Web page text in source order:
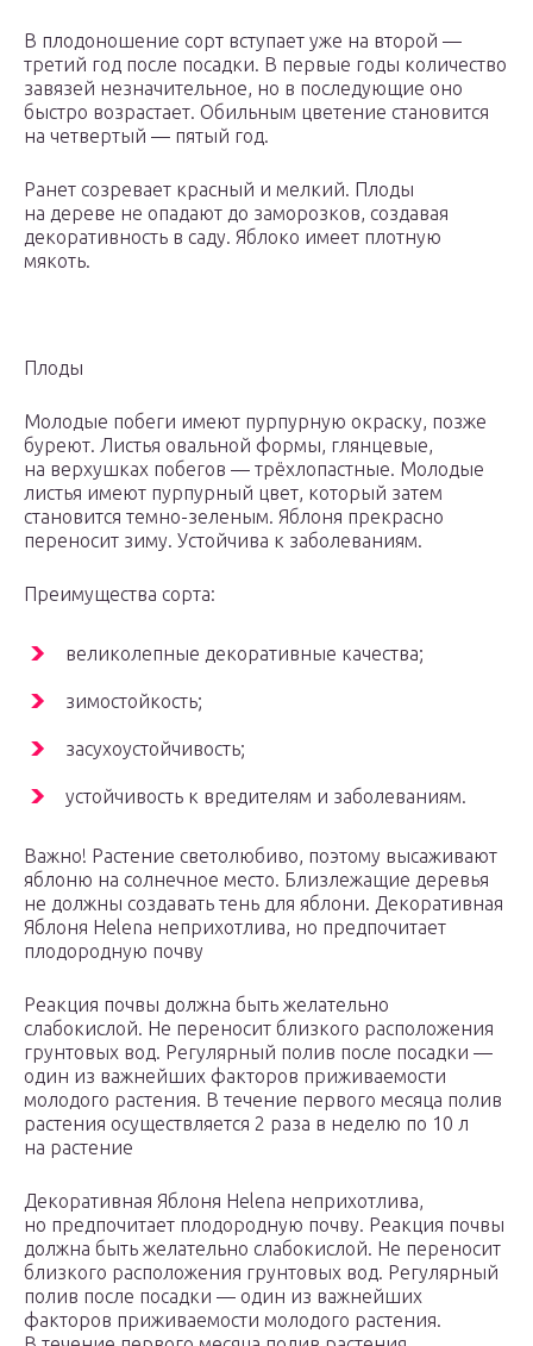
В плодоношение сорт вступает уже на второй —
третий год после посадки. В первые годы количество
завязей незначительное, но в последующие оно
быстро возрастает. Обильным цветение становится
на четвертый — пятый год.
Ранет созревает красный и мелкий. Плоды
на дереве не опадают до заморозков, создавая
декоративность в саду. Яблоко имеет плотную
мякоть.
Плоды
Молодые побеги имеют пурпурную окраску, позже
буреют. Листья овальной формы, глянцевые,
на верхушках побегов — трёхлопастные. Молодые
листья имеют пурпурный цвет, который затем
становится темно-зеленым. Яблоня прекрасно
переносит зиму. Устойчива к заболеваниям.
Преимущества сорта:
великолепные декоративные качества;
зимостойкость;
засухоустойчивость;
устойчивость к вредителям и заболеваниям.
Важно! Растение светолюбиво, поэтому высаживают
яблоню на солнечное место. Близлежащие деревья
не должны создавать тень для яблони. Декоративная
Яблоня Helena неприхотлива, но предпочитает
плодородную почву
Реакция почвы должна быть желательно
слабокислой. Не переносит близкого расположения
грунтовых вод. Регулярный полив после посадки —
один из важнейших факторов приживаемости
молодого растения. В течение первого месяца полив
растения осуществляется 2 раза в неделю по 10 л
на растение
Декоративная Яблоня Helena неприхотлива,
но предпочитает плодородную почву. Реакция почвы
должна быть желательно слабокислой. Не переносит
близкого расположения грунтовых вод. Регулярный
полив после посадки — один из важнейших
факторов приживаемости молодого растения.